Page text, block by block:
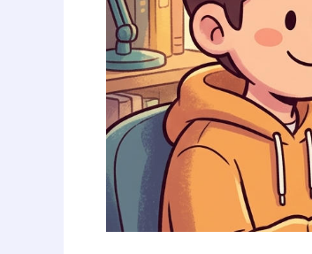
み
込
め
ま
せ
ん
で
し
た」
エ
ラ